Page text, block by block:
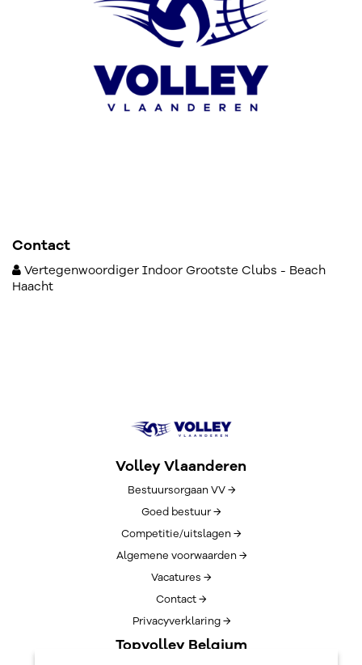
Contact
Vertegenwoordiger Indoor Grootste Clubs - Beach
Haacht
Volley Vlaanderen
Bestuursorgaan VV →
Goed bestuur →
Competitie/uitslagen →
Algemene voorwaarden →
Vacatures →
Contact →
Privacyverklaring →
Topvolley Belgium